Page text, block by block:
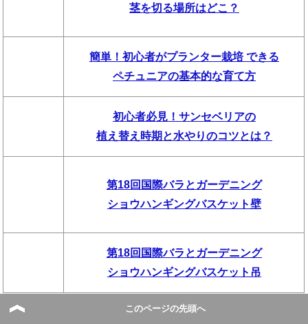
茎を切る場所はどこ？
簡単！初心者がプランター栽培 できる
ペチュニアの基本的な育て方
初心者必見！サンセベリアの
植え替え時期と水やりのコツとは？
第18回国際バラとガーデニング
ショウハンギングバスケット壁
第18回国際バラとガーデニング
ショウハンギングバスケット吊
枝豆の茹で方！時間は4分！
このページの先頭へ